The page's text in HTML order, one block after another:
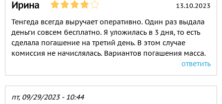
Ирина 13.10.2023
Тенгеда всегда выручает оперативно. Один раз выдала
деньги совсем бесплатно. Я уложилась в 3 дня, то есть
сделала погашение на третий день. В этом случае
комиссия не начислялась. Вариантов погашения масса.
ответить
пт, 09/29/2023 - 10:44